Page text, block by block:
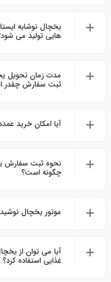
یخچال نوشابه
هایی تولید می‌
مدت زمان تحویل
ثبت سفارش چقدر
آیا امکان خرید
نحوه ثبت
چگونه است؟
موتور یخچال
آیا می‌ توان از
غذایی استفاده کرد؟